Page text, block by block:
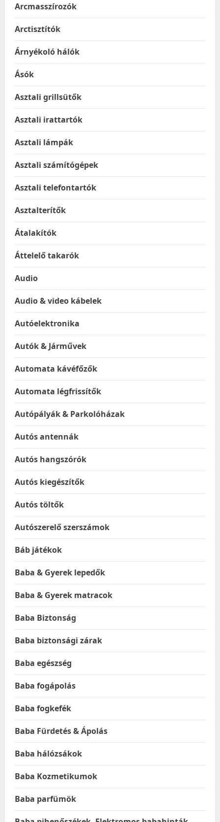
Arcmasszírozók
Arctisztítók
Árnyékoló hálók
Ásók
Asztali grillsütők
Asztali irattartók
Asztali lámpák
Asztali számítógépek
Asztali telefontartók
Asztalterítők
Átalakítók
Áttelelő takarók
Audio
Audio & video kábelek
Autóelektronika
Autók & Járművek
Automata kávéfőzők
Automata légfrissítők
Autópályák & Parkolóházak
Autós antennák
Autós hangszórók
Autós kiegészítők
Autós töltők
Autószerelő szerszámok
Báb játékok
Baba & Gyerek lepedők
Baba & Gyerek matracok
Baba Biztonság
Baba biztonsági zárak
Baba egészség
Baba fogápolás
Baba fogkefék
Baba Fürdetés & Ápolás
Baba hálózsákok
Baba Kozmetikumok
Baba parfümök